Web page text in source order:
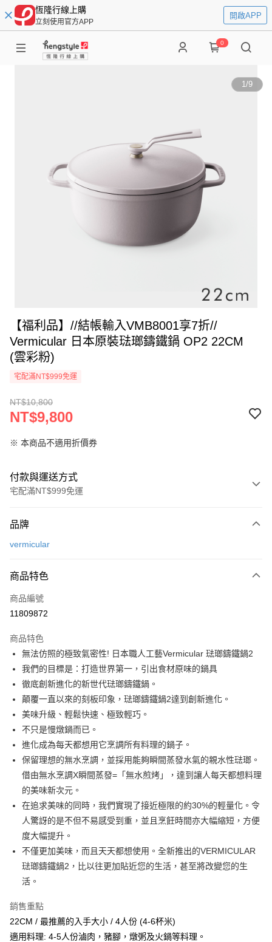
恆隆行線上購
立刻使用官方APP
開啟APP
0
1/9
【福利品】//結帳輸入VMB8001享7折//
Vermicular 日本原裝琺瑯鑄鐵鍋 OP2 22CM
(雲彩粉)
宅配滿NT$999免運
NT$10,800
NT$9,800
※ 本商品不適用折價券
付款與運送方式
宅配滿NT$999免運
信用卡一次付款
3 期 0 利率 每期
合作金庫商業銀行
上海商業儲蓄銀行
臺灣中小企業銀行
匯豐（台灣）商業銀行
華泰商業銀行
聯邦商業銀行
遠東國際商業銀行
元大商業銀行
永豐商業銀行
玉山商業銀行
星展（台灣）商業銀行
台灣樂天信用卡公司
合作金庫商業銀行
上海商業儲蓄銀行
國泰世華商業銀行
兆豐國際商業銀行
匯豐（台灣）商業銀行
華泰商業銀行
聯邦商業銀行
遠東國際商業銀行
元大商業銀行
永豐商業銀行
玉山商業銀行
台新國際商業銀行
即享券
LINE Pay
Apple Pay
街口支付
Google Pay
ATM付款
運送方式
宅配
每筆NT$100，滿NT$999(含以上)免運費
品牌
vermicular
商品特色
商品編號
11809872
商品特色
無法仿照的極致氣密性! 日本職人工藝Vermicular 琺瑯鑄鐵鍋2
我們的目標是：打造世界第一，引出食材原味的鍋具
徹底創新進化的新世代琺瑯鑄鐵鍋。
顛覆一直以來的刻板印象，琺瑯鑄鐵鍋2達到創新進化。
美味升級、輕鬆快速、極致輕巧。
不只是慢燉鍋而已。
進化成為每天都想用它烹調所有料理的鍋子。
保留理想的無水烹調，並採用能夠瞬間蒸發水氣的親水性琺瑯。
借由無水烹調X瞬間蒸發=「無水煎烤」，達到讓人每天都想料理
的美味新次元。
在追求美味的同時，我們實現了接近極限的約30%的輕量化。令
人驚訝的是不但不易感受到重，並且烹飪時間亦大幅縮短，方便
度大幅提升。
不僅更加美味，而且天天都想使用。全新推出的VERMICULAR
琺瑯鑄鐵鍋2，比以往更加貼近您的生活，甚至將改變您的生
活。
銷售重點
22CM / 最推薦的入手大小 / 4人份 (4-6杯米)
適用料理: 4-5人份滷肉，豬腳，燉粥及火鍋等料理。